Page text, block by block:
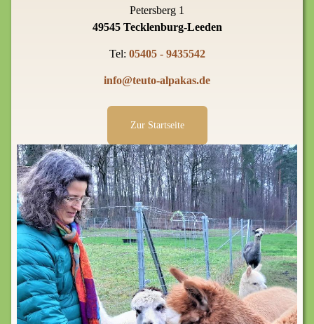
Petersberg 1
49545 Tecklenburg-Leeden
Tel: 05405 - 9435542
info@teuto-alpakas.de
Zur Startseite